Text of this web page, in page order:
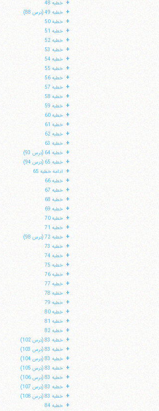
+ خطبه 48
+ خطبه 49 (درس 88)
+ خطبه 50
+ خطبه 51
+ خطبه 52
+ خطبه 53
+ خطبه 54
+ خطبه 55
+ خطبه 56
+ خطبه 57
+ خطبه 58
+ خطبه 59
+ خطبه 60
+ خطبه 61
+ خطبه 62
+ خطبه 63
+ خطبه 64 (درس 93)
+ خطبه 65 (درس 94)
+ ادامه خطبه 65
+ خطبه 66
+ خطبه 67
+ خطبه 68
+ خطبه 69
+ خطبه 70
+ خطبه 71
+ خطبه 72 (درس 98)
+ خطبه 73
+ خطبه 74
+ خطبه 75
+ خطبه 76
+ خطبه 77
+ خطبه 78
+ خطبه 79
+ خطبه 80
+ خطبه 81
+ خطبه 82
+ خطبه 83 (درس 102)
+ خطبه 83 (درس 103)
+ خطبه 83 (درس 104)
+ خطبه 83 (درس 105)
+ خطبه 83 (درس 106)
+ خطبه 83 (درس 107)
+ خطبه 83 (درس 108)
+ خطبه 84